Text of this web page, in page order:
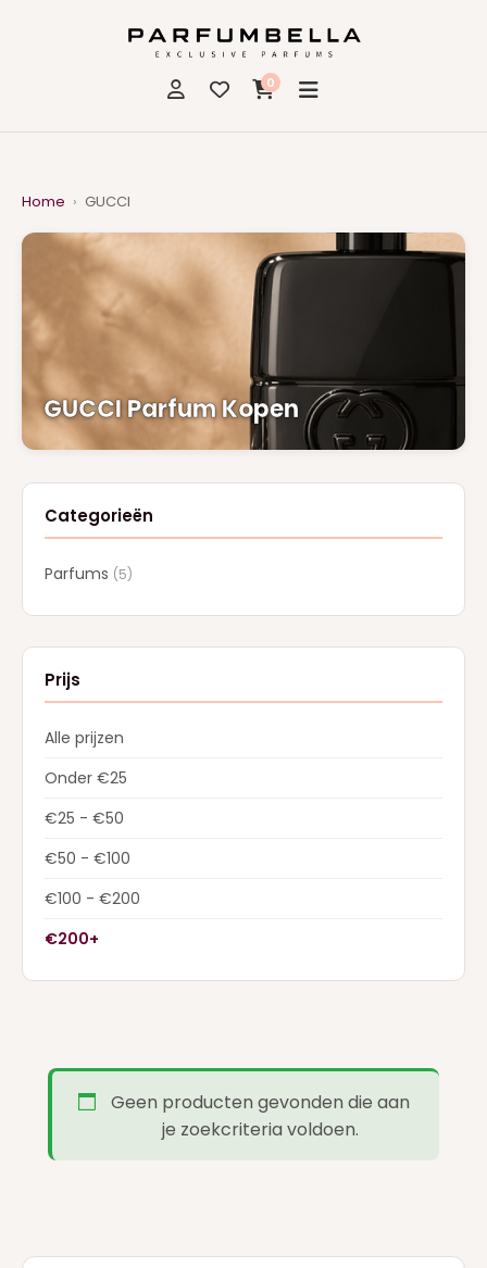
0
Home › GUCCI
GUCCI Parfum Kopen
Categorieën
Parfums (5)
Prijs
Alle prijzen
Onder €25
€25 - €50
€50 - €100
€100 - €200
€200+
Geen producten gevonden die aan
je zoekcriteria voldoen.